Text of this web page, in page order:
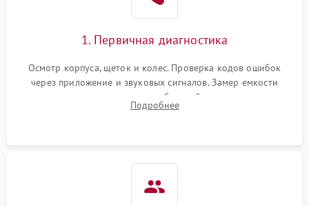
1. Первичная диагностика
Осмотр корпуса, щеток и колес. Проверка кодов ошибок
через приложение и звуковых сигналов. Замер емкости
аккумулятора и тестирование базовой станции зарядки.
Оценка работы лидара, бампера и датчиков падения для
Подробнее